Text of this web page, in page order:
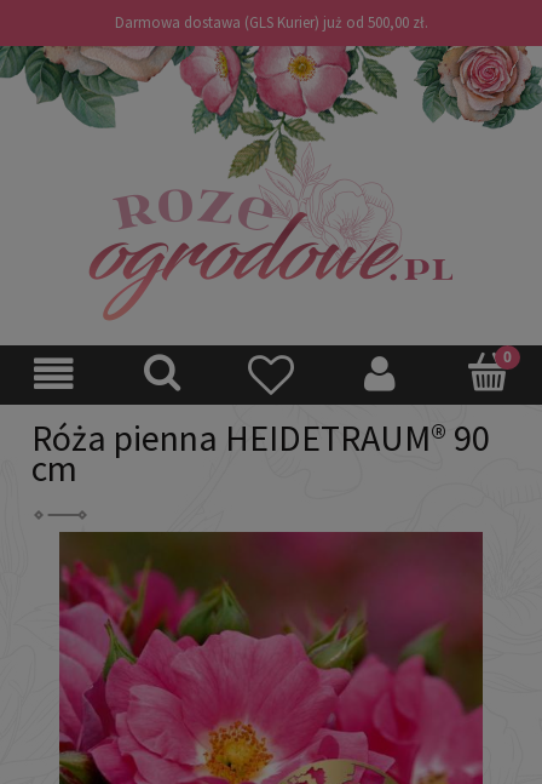
Darmowa dostawa (GLS Kurier) już od 500,00 zł.
Róża pienna HEIDETRAUM® 90
cm